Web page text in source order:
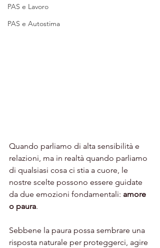
PAS e Lavoro
PAS e Autostima
Quando parliamo di alta sensibilità e
relazioni, ma in realtà quando parliamo
di qualsiasi cosa ci stia a cuore, le
nostre scelte possono essere guidate
da due emozioni fondamentali: amore
o paura.
Sebbene la paura possa sembrare una
risposta naturale per proteggerci, agire